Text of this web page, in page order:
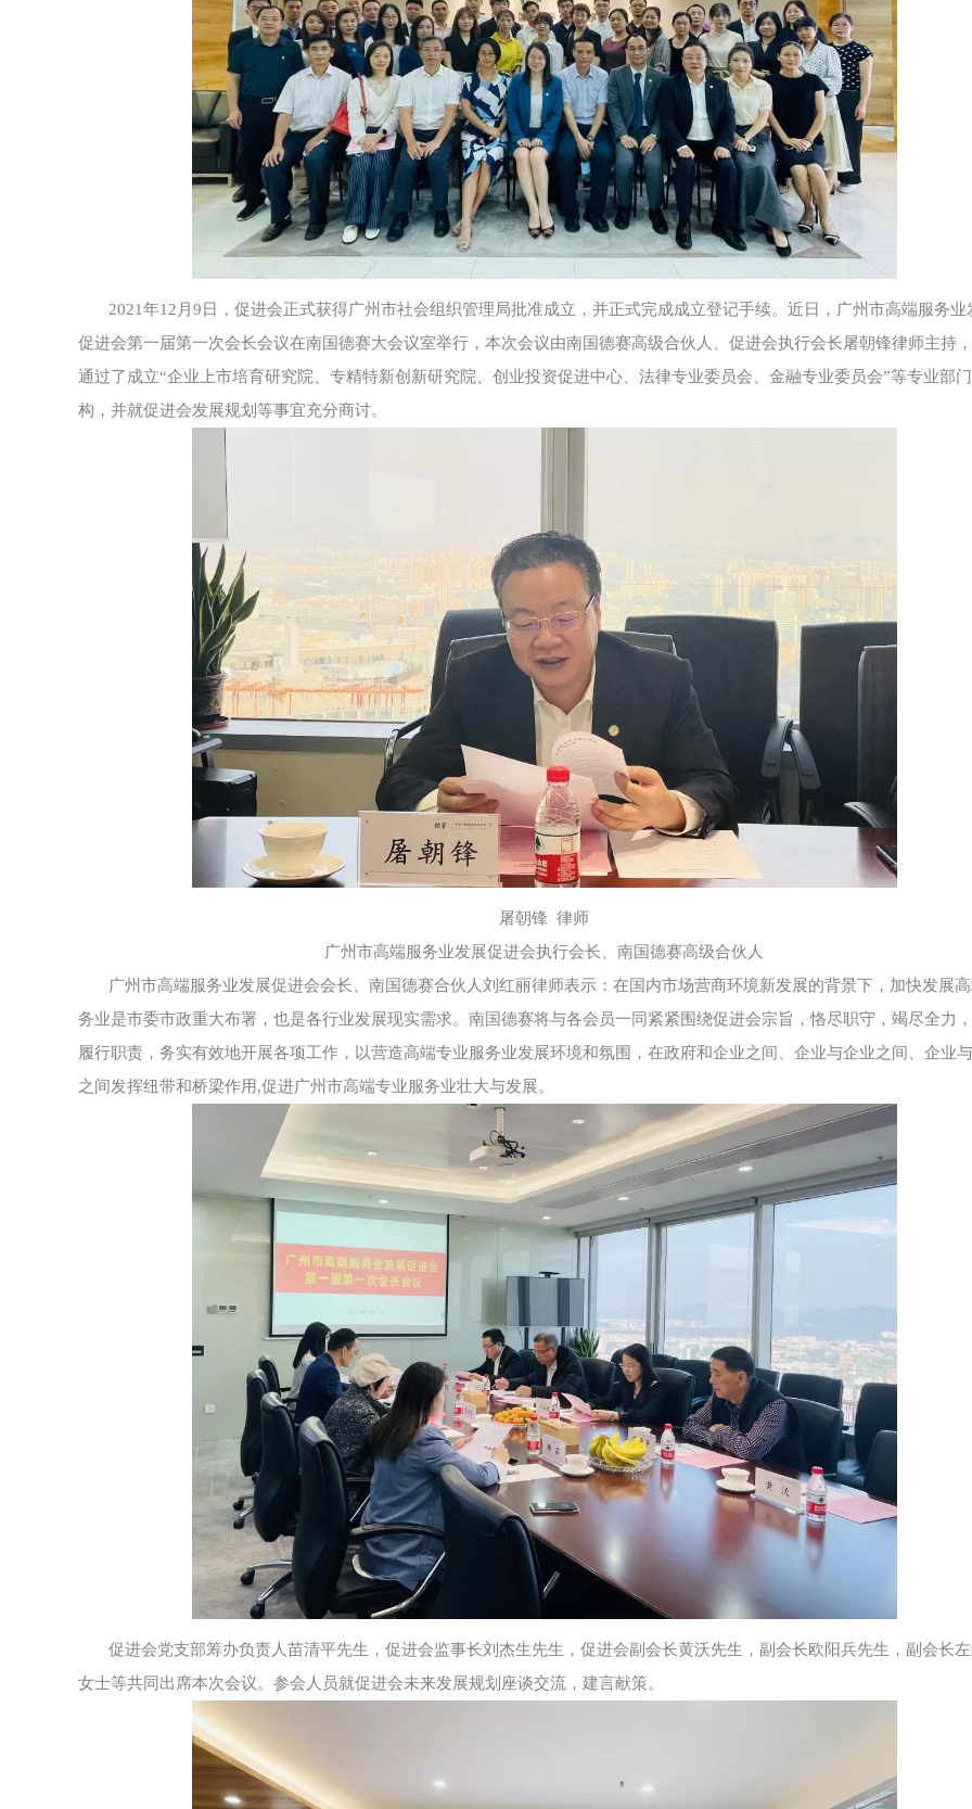
2021年12月9日，促进会正式获得广州市社会组织管理局批准成立，并正式完成成立登记手续。近日，广州市高端服务业
促进会第一届第一次会长会议在南国德赛大会议室举行，本次会议由南国德赛高级合伙人、促进会执行会长屠朝锋律师主持
通过了成立“企业上市培育研究院、专精特新创新研究院、创业投资促进中心、法律专业委员会、金融专业委员会”等专业部
构，并就促进会发展规划等事宜充分商讨。
屠朝锋 律师
广州市高端服务业发展促进会执行会长、南国德赛高级合伙人
广州市高端服务业发展促进会会长、 南国德赛合伙人 刘红丽律师表示：在国内市场营商环境新发展的背景下，加快发展
务业是市委市政重大布署，也是各行业发展现实需求。南国德赛将与各会员一同紧紧围绕促进会宗旨，恪尽职守，竭尽全力
履行职责，务实有效地开展各项工作，以营造高端专业服务业发展环境和氛围，在政府和企业之间、企业与企业之间、企业
之间发挥纽带和桥梁作用,促进广州市高端专业服务业壮大与发展。
促进会党支部筹办负责人苗清平先生，促进会监事长刘杰生先生，促进会副会长黄沃先生，副会长欧阳兵先生，副会长
女士等共同出席本次会议。参会人员就促进会未来发展规划座谈交流，建言献策。